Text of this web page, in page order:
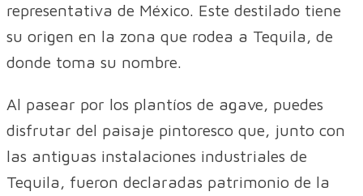
representativa de México. Este destilado tiene
su origen en la zona que rodea a Tequila, de
donde toma su nombre.
Al pasear por los plantíos de agave, puedes
disfrutar del paisaje pintoresco que, junto con
las antiguas instalaciones industriales de
Tequila, fueron declaradas patrimonio de la